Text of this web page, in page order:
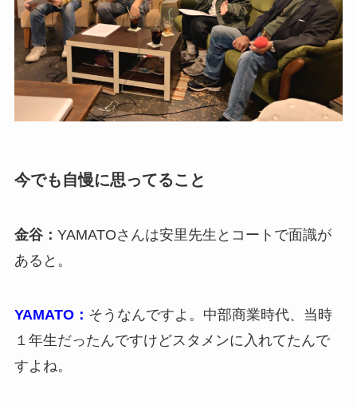
今でも自慢に思ってること
金谷： YAMATOさんは安里先生とコートで面識が
あると。
YAMATO： そうなんですよ。中部商業時代、当時
１年生だったんですけどスタメンに入れてたんで
すよね。